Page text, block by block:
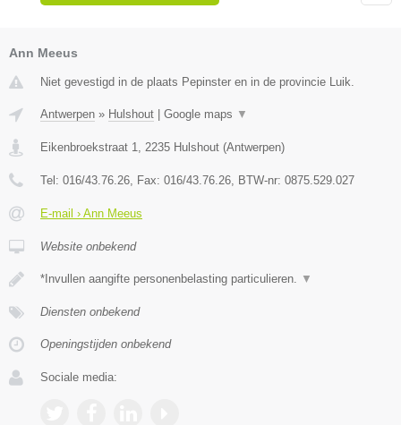
Ann Meeus
Niet gevestigd in de plaats Pepinster en in de provincie Luik.
Antwerpen » Hulshout | Google maps ▼
Eikenbroekstraat 1 2235 Hulshout (Antwerpen)
Tel: 016/43.76.26 , Fax: 016/43.76.26 , BTW-nr: 0875.529.027
E-mail › Ann Meeus
Website onbekend
*Invullen aangifte personenbelasting particulieren. ▼
Diensten onbekend
Openingstijden onbekend
Sociale media: